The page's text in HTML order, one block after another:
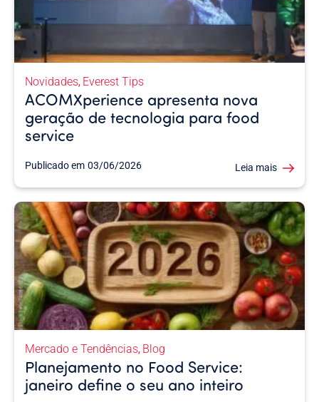
Novidades, Everest Tips
ACOMXperience apresenta nova
geração de tecnologia para food
service
Publicado em 03/06/2026 Leia mais
Mercado e Tendências, Blog
Planejamento no Food Service:
janeiro define o seu ano inteiro